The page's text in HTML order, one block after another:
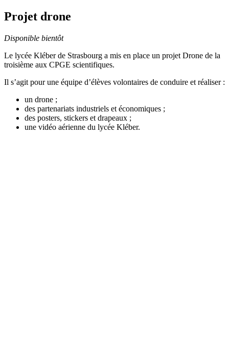
Projet drone
Disponible bientôt
Le lycée Kléber de Strasbourg a mis en place un projet Drone de la
troisième aux CPGE scientifiques.
Il s’agit pour une équipe d’élèves volontaires de conduire et réaliser :
un drone ;
des partenariats industriels et économiques ;
des posters, stickers et drapeaux ;
une vidéo aérienne du lycée Kléber.